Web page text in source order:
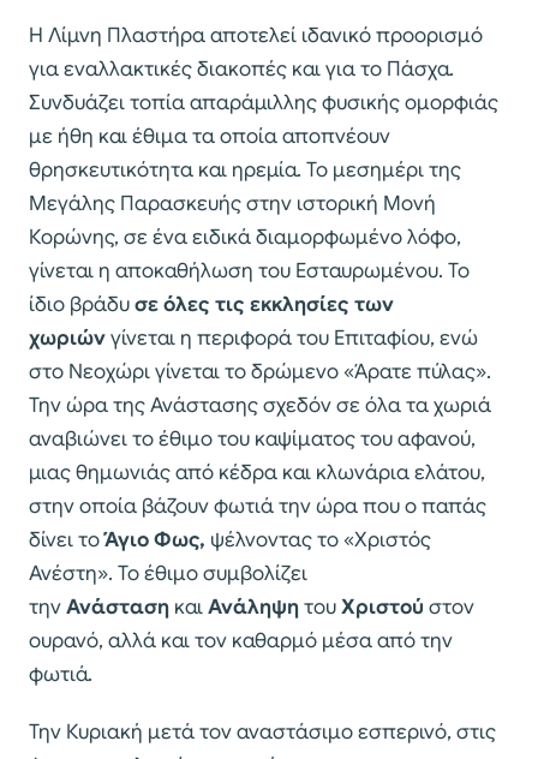
Η Λίμνη Πλαστήρα αποτελεί ιδανικό προορισμό
για εναλλακτικές διακοπές και για το Πάσχα.
Συνδυάζει τοπία απαράμιλλης φυσικής ομορφιάς
με ήθη και έθιμα τα οποία αποπνέουν
θρησκευτικότητα και ηρεμία. Το μεσημέρι της
Μεγάλης Παρασκευής στην ιστορική Μονή
Κορώνης, σε ένα ειδικά διαμορφωμένο λόφο,
γίνεται η αποκαθήλωση του Εσταυρωμένου. Το
ίδιο βράδυσε όλες τις εκκλησίες των
χωριώνγίνεται η περιφορά του Επιταφίου, ενώ
στο Νεοχώρι γίνεται το δρώμενο «Άρατε πύλας».
Την ώρα της Ανάστασης σχεδόν σε όλα τα χωριά
αναβιώνει το έθιμο του καψίματος του αφανού,
μιας θημωνιάς από κέδρα και κλωνάρια ελάτου,
στην οποία βάζουν φωτιά την ώρα που ο παπάς
δίνει τοΆγιο Φως, ψέλνοντας το «Χριστός
Ανέστη». Το έθιμο συμβολίζει
τηνΑνάσταση καιΑνάληψητουΧριστού στον
ουρανό, αλλά και τον καθαρμό μέσα από την
φωτιά.
Την Κυριακή μετά τον αναστάσιμο εσπερινό, στις